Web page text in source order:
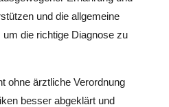
und die allgemeine
die richtige Diagnose zu
ohne ärztliche Verordnung
besser abgeklärt und